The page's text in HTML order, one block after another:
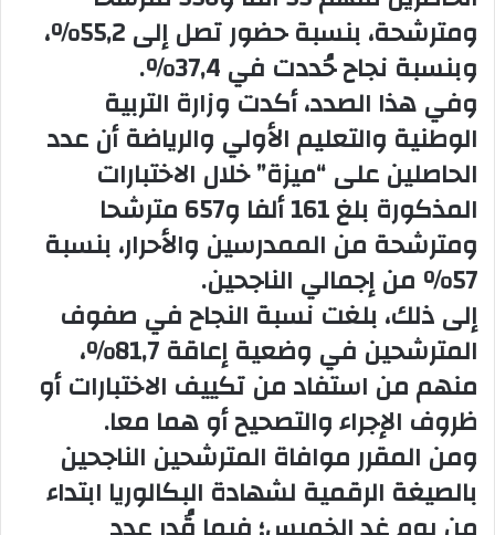
ومترشحة، بنسبة حضور تصل إلى 55,2%،
وبنسبة نجاح حُددت في 37,4%.
وفي هذا الصدد، أكدت وزارة التربية
الوطنية والتعليم الأولي والرياضة أن عدد
الحاصلين على “ميزة” خلال الاختبارات
المذكورة بلغ 161 ألفا و657 مترشحا
ومترشحة من الممدرسين والأحرار، بنسبة
57% من إجمالي الناجحين.
إلى ذلك، بلغت نسبة النجاح في صفوف
المترشحين في وضعية إعاقة 81,7%،
منهم من استفاد من تكييف الاختبارات أو
ظروف الإجراء والتصحيح أو هما معا.
ومن المقرر موافاة المترشحين الناجحين
بالصيغة الرقمية لشهادة البكالوريا ابتداء